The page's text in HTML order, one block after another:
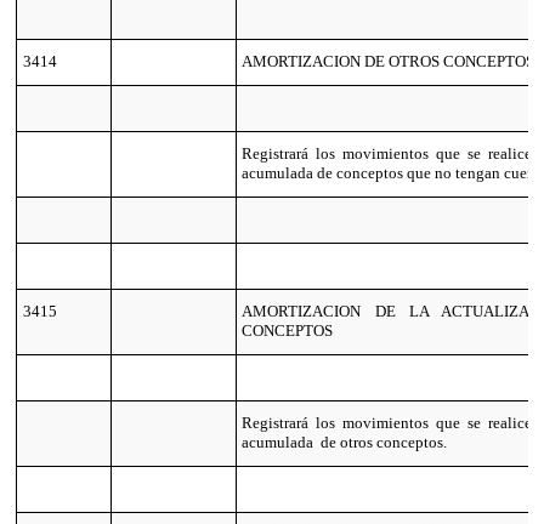
3414 AMORTIZACION DE OTROS CONCEPTOS
Registrará los movimientos que se
acumulada de conceptos que no tengan
3415
AMORTIZACION DE LA
CONCEPTOS
Registrará los movimientos que se
acumulada de otros conceptos.